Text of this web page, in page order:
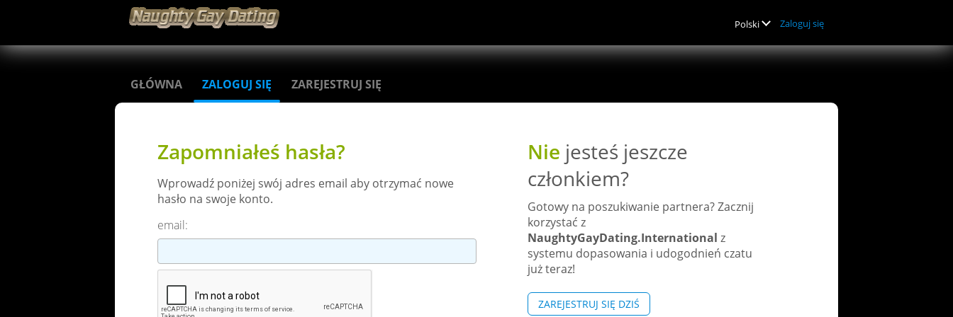
Polski Zaloguj się
GŁÓWNA ZALOGUJ SIĘ ZAREJESTRUJ SIĘ
Zapomniałeś hasła?
Wprowadź poniżej swój adres email aby otrzymać nowe
hasło na swoje konto.
email:
Nie jesteś jeszcze
członkiem?
Gotowy na poszukiwanie partnera? Zacznij
korzystać z
NaughtyGayDating.International z
systemu dopasowania i udogodnień czatu
już teraz!
ZAREJESTRUJ SIĘ DZIŚ